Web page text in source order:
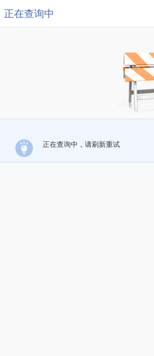
正在查询中
正在查询中，请刷新重试